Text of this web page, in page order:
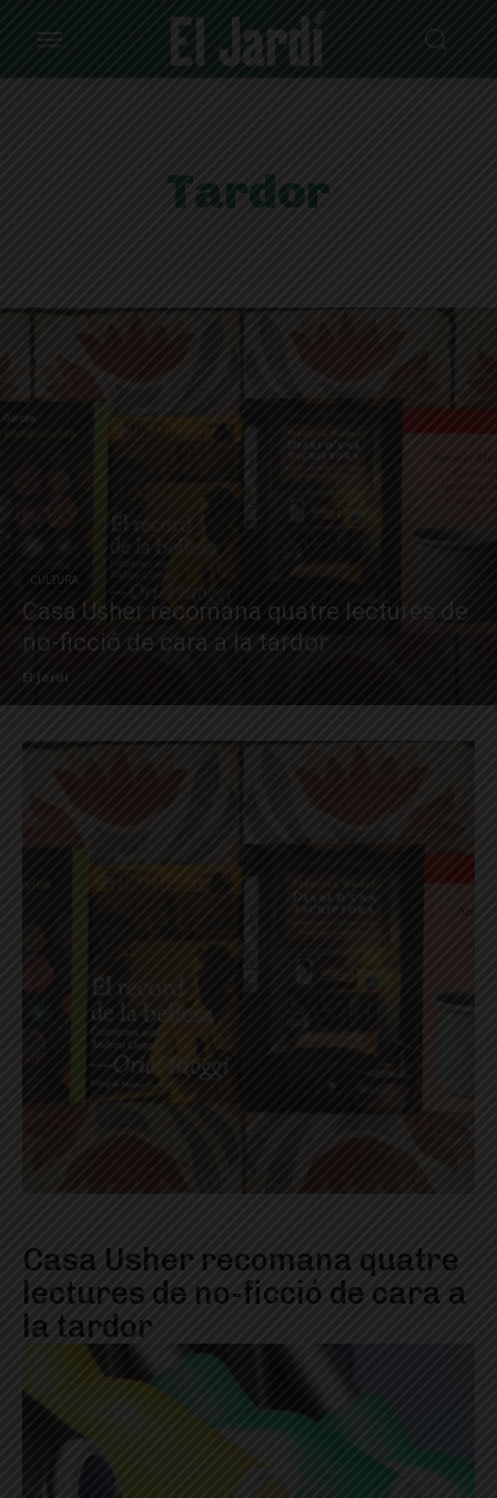
Tardor
CULTURA
Casa Usher recomana quatre lectures de
no-ficció de cara a la tardor
El Jardí
Casa Usher recomana quatre
lectures de no-ficció de cara a
la tardor